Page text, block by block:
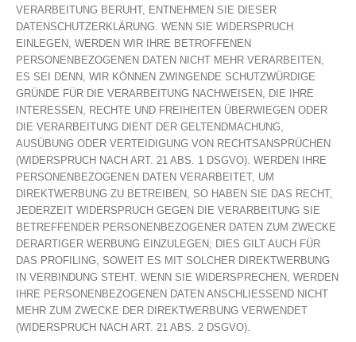
VERARBEITUNG BERUHT, ENTNEHMEN SIE DIESER
DATENSCHUTZERKLÄRUNG. WENN SIE WIDERSPRUCH
EINLEGEN, WERDEN WIR IHRE BETROFFENEN
PERSONENBEZOGENEN DATEN NICHT MEHR VERARBEITEN,
ES SEI DENN, WIR KÖNNEN ZWINGENDE SCHUTZWÜRDIGE
GRÜNDE FÜR DIE VERARBEITUNG NACHWEISEN, DIE IHRE
INTERESSEN, RECHTE UND FREIHEITEN ÜBERWIEGEN ODER
DIE VERARBEITUNG DIENT DER GELTENDMACHUNG,
AUSÜBUNG ODER VERTEIDIGUNG VON RECHTSANSPRÜCHEN
(WIDERSPRUCH NACH ART. 21 ABS. 1 DSGVO). WERDEN IHRE
PERSONENBEZOGENEN DATEN VERARBEITET, UM
DIREKTWERBUNG ZU BETREIBEN, SO HABEN SIE DAS RECHT,
JEDERZEIT WIDERSPRUCH GEGEN DIE VERARBEITUNG SIE
BETREFFENDER PERSONENBEZOGENER DATEN ZUM ZWECKE
DERARTIGER WERBUNG EINZULEGEN; DIES GILT AUCH FÜR
DAS PROFILING, SOWEIT ES MIT SOLCHER DIREKTWERBUNG
IN VERBINDUNG STEHT. WENN SIE WIDERSPRECHEN, WERDEN
IHRE PERSONENBEZOGENEN DATEN ANSCHLIESSEND NICHT
MEHR ZUM ZWECKE DER DIREKTWERBUNG VERWENDET
(WIDERSPRUCH NACH ART. 21 ABS. 2 DSGVO).